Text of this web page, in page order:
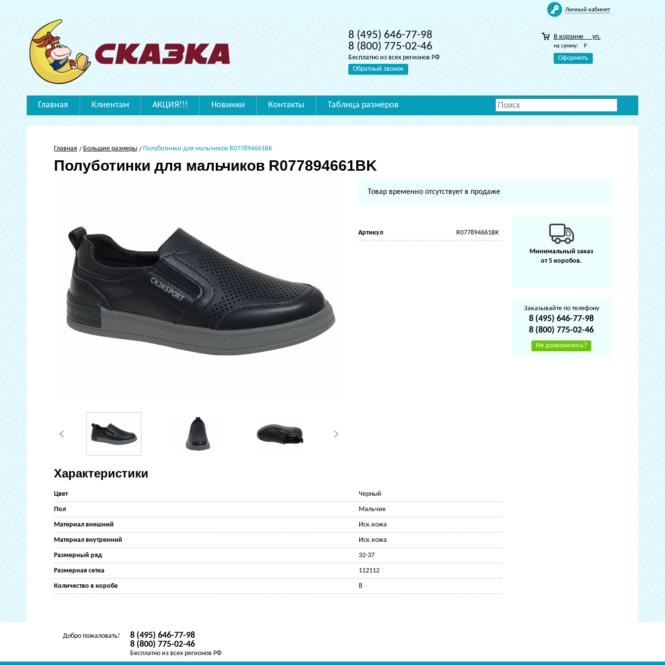
Личный кабинет
8 (495) 646-77-98
8 (800) 775-02-46
Бесплатно из всех регионов РФ
Обратный звонок
В корзине уп.
на сумму: Р
Оформить
Главная Клиентам АКЦИЯ!!! Новинки Контакты Таблица размеров
Главная Большие размеры Полуботинки для мальчиков R077894661BK
Полуботинки для мальчиков R077894661BK
Товар временно отсутствует в продаже
Артикул R077894661BK
Характеристики
Цвет Черный
Пол Мальчик
Материал внешний Иск.кожа
Материал внутренний Иск.кожа
Размерный ряд 32-37
Размерная сетка 112112
Количество в коробе 8
Минимальный заказ
от 5 коробов.
Заказывайте по телефону
8 (495) 646-77-98
8 (800) 775-02-46
Не дозвонились?
Добро пожаловать!
8 (495) 646-77-98
8 (800) 775-02-46
Бесплатно из всех регионов РФ